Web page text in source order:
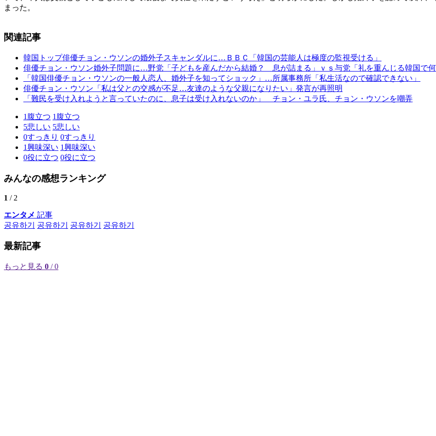
まった。
関連記事
韓国トップ俳優チョン・ウソンの婚外子スキャンダルに…ＢＢＣ「韓国の芸能人は極度の監視受ける」
俳優チョン・ウソン婚外子問題に…野党「子どもを産んだから結婚？ 息が詰まる」ｖｓ与党「礼を重んじる韓国で
「韓国俳優チョン・ウソンの一般人恋人、婚外子を知ってショック」…所属事務所「私生活なので確認できない」
俳優チョン・ウソン「私は父との交感が不足…友達のような父親になりたい」発言が再照明
「難民を受け入れようと言っていたのに、息子は受け入れないのか」 チョン・ユラ氏、チョン・ウソンを嘲弄
1 腹立つ 1 腹立つ
5悲しい 5悲しい
0すっきり 0すっきり
1興味深い 1興味深い
0役に立つ 0役に立つ
みんなの感想ランキング
1 / 2
エンタメ 記事
공유하기
공유하기 공유하기 공유하기
最新記事
もっと見る 0 / 0